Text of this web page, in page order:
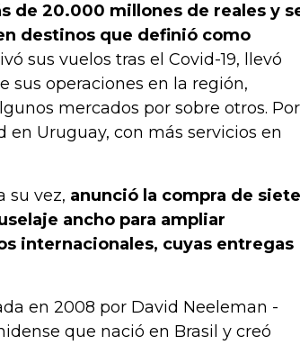
de 20.000 millones de reales y
destinos que definió como
sus vuelos tras el Covid-19, llevó
sus operaciones en la región,
mercados por sobre otros. Por
Uruguay, con más servicios en
su vez, anunció la compra de siete
ancho para ampliar
internacionales, cuyas entregas
en 2008 por David Neeleman -
que nació en Brasil y creó